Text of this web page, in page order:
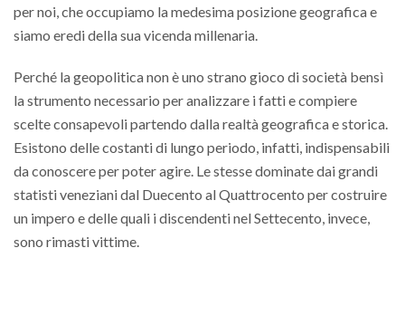
per noi, che occupiamo la medesima posizione geografica e
siamo eredi della sua vicenda millenaria.
Perché la geopolitica non è uno strano gioco di società bensì
la strumento necessario per analizzare i fatti e compiere
scelte consapevoli partendo dalla realtà geografica e storica.
Esistono delle costanti di lungo periodo, infatti, indispensabili
da conoscere per poter agire. Le stesse dominate dai grandi
statisti veneziani dal Duecento al Quattrocento per costruire
un impero e delle quali i discendenti nel Settecento, invece,
sono rimasti vittime.